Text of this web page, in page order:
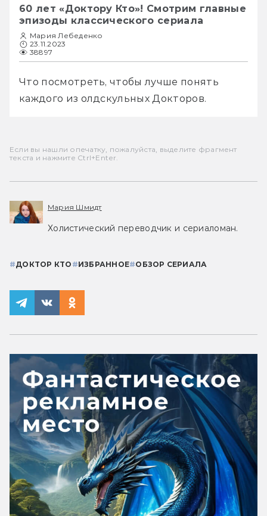
60 лет «Доктору Кто»! Смотрим главные
эпизоды классического сериала
Мария Лебеденко
23.11.2023
38897
Что посмотреть, чтобы лучше понять
каждого из олдскульных Докторов.
Если вы нашли опечатку, пожалуйста, выделите фрагмент
текста и нажмите Ctrl+Enter.
Мария Шмидт
Холистический переводчик и сериаломан.
#ДОКТОР КТО #ИЗБРАННОЕ#ОБЗОР СЕРИАЛА